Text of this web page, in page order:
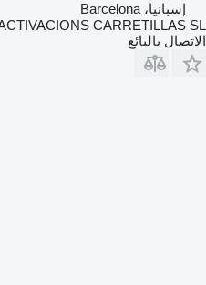
إسبانيا، Barcelona
CARRETILLAS SL.
الاتصال بالبائع